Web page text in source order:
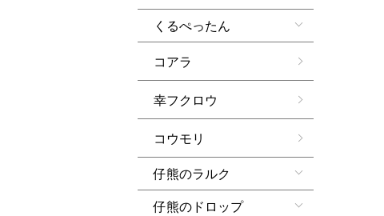
くるぺったん
コアラ
幸フクロウ
コウモリ
仔熊のラルク
仔熊のドロップ